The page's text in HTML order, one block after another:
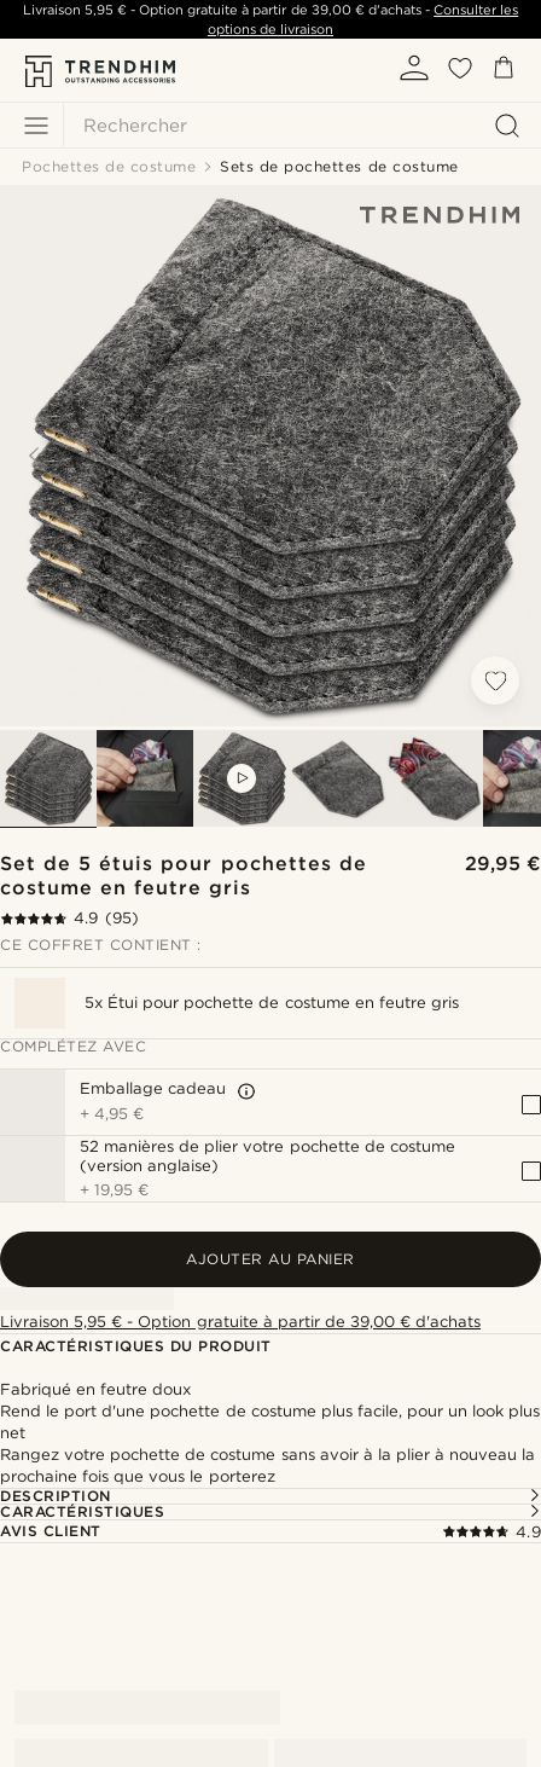
Rechercher
Livraison 5,95 €- Option gratuite à partir de 39,00 €d'achats -Consulter les
options de livraison
Pochettes de costume Sets de pochettes de costume
Set de 5 étuis pour pochettes de
costume en feutre gris
29,95 €
4.9 (95)
CE COFFRET CONTIENT :
5x Étui pour pochette de costume en feutre gris
COMPLÉTEZ AVEC
Emballage cadeau
+4,95 €
52 manières de plier votre pochette de costume
(version anglaise)
+19,95 €
AJOUTER AU PANIER
Livraison 5,95 € - Option gratuite à partir de 39,00 € d'achats
CARACTÉRISTIQUES DU PRODUIT
Fabriqué en feutre doux
Rend le port d'une pochette de costume plus facile, pour un look plus
net
Rangez votre pochette de costume sans avoir à la plier à nouveau la
prochaine fois que vous le porterez
DESCRIPTION
CARACTÉRISTIQUES
AVIS CLIENT
4.9